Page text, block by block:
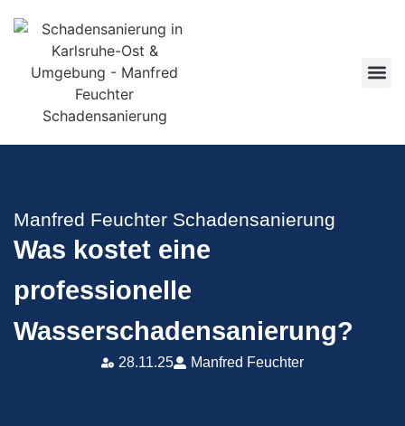
Manfred Feuchter Schadensanierung
Was kostet eine
professionelle
Wasserschadensanierung?
28.11.25 Manfred Feuchter